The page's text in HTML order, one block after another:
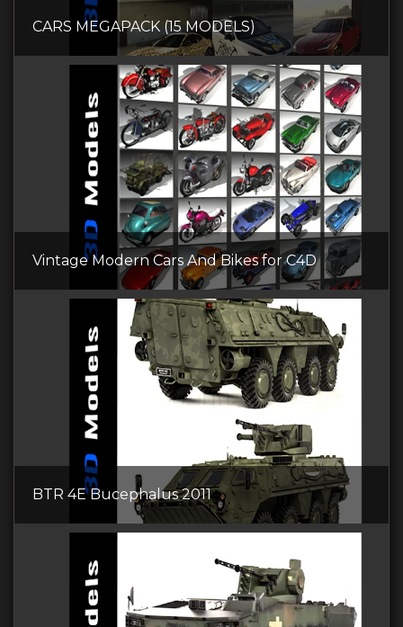
CARS MEGAPACK (15 MODELS)
Vintage Modern Cars And Bikes for C4D
BTR 4E Bucephalus 2011